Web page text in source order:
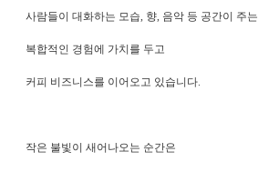
사람들이 대화하는 모습, 향, 음악 등 공간이 주는
복합적인 경험에 가치를 두고
커피 비즈니스를 이어오고 있습니다.
작은 불빛이 새어나오는 순간은